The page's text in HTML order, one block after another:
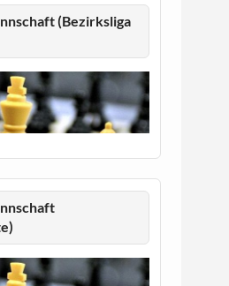
(Bezirksliga